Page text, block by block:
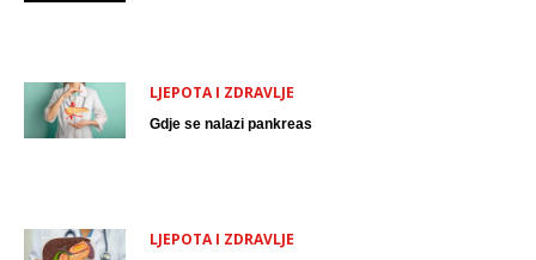
LJEPOTA I ZDRAVLJE
Gdje se nalazi pankreas
LJEPOTA I ZDRAVLJE